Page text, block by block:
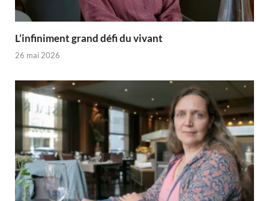
L’infiniment grand défi du vivant
26 mai 2026